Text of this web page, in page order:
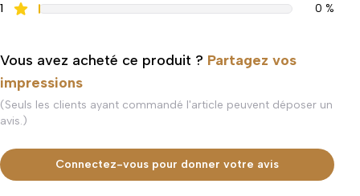
1
0 %
Vous avez acheté ce produit ? Partagez vos
impressions
(Seuls les clients ayant commandé l'article peuvent déposer un
avis.)
Connectez-vous pour donner votre avis